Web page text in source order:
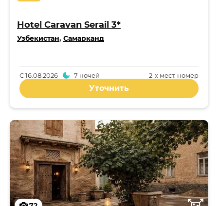
Hotel Caravan Serail 3*
Узбекистан, Самарканд
2-x мест. номер
С16.08.2026 7 ночей
Уточнить